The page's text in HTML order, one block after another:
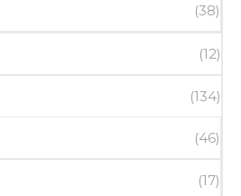
(38)
(12)
(134)
(46)
(17)